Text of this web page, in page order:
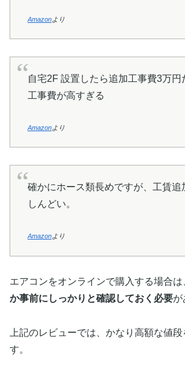
Amazonより
自宅2F 設置したら追加工事費3万円
工事費が高すぎる
Amazonより
確かにホース類長めですが、工賃追
しんどい。
Amazonより
エアコンをオンラインで購入する場合は
か事前にしっかりと確認しておく必要が
上記のレビューでは、かなり高額な値
す。